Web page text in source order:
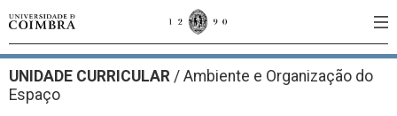
UNIDADE CURRICULAR / Ambiente e Organização do
Espaço